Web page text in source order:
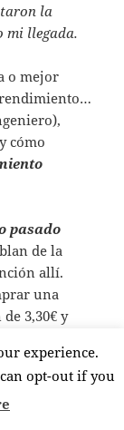
la
mi llegada.
o mejor
cómo
pasado
de la
allí.
una
3,30€ y
y
aquí lo
inscripcion/i
experience.
opt-out if you